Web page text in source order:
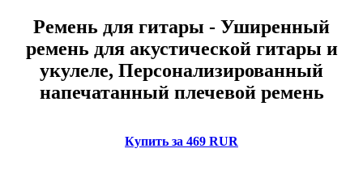
Ремень для гитары - Уширенный
ремень для акустической гитары и
укулеле, Персонализированный
напечатанный плечевой ремень
Купить за 469 RUR